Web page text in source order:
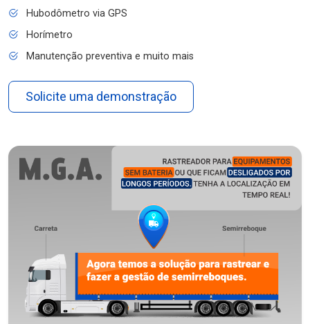
Hubodômetro via GPS
Horímetro
Manutenção preventiva e muito mais
Solicite uma demonstração